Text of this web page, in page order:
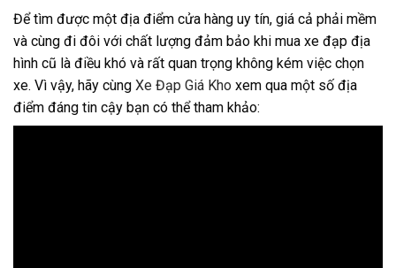
Để tìm được một địa điểm cửa hàng uy tín, giá cả phải mềm
và cùng đi đôi với chất lượng đảm bảo khi mua xe đạp địa
hình cũ là điều khó và rất quan trọng không kém việc chọn
xe. Vì vậy, hãy cùng Xe Đạp Giá Kho xem qua một số địa
điểm đáng tin cậy bạn có thể tham khảo: